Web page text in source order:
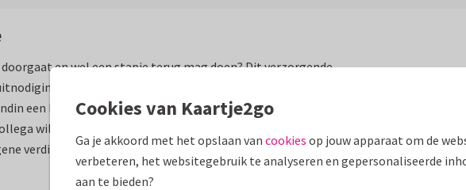
en wel een stapje terug mag doen? Dit verzorgende
om even de schoenen uit te trekken en écht te
een hart onder de riem wilt steken, je moeder wilt verrassen
wilt bedanken voor de fijne samenwerking: dit 'me-time'
verdient. Een warm en zacht gebaar dat vermoeide voeten
Cookies van Kaartje2go
Ga je akkoord met het opslaan van cookies op jouw apparaat om de
verbeteren, het websitegebruik te analyseren en gepersonaliseerde
aan te bieden?